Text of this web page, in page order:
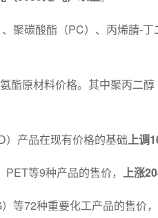
碳酸酯（PC）、丙烯腈-
原材料价格。其中聚丙二醇
产品在现有价格的基础上调
等9种产品的售价， 上涨
等72种重要化工产品的售价